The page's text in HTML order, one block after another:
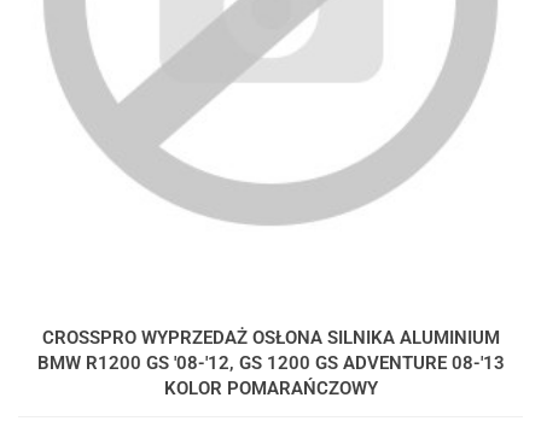
CROSSPRO WYPRZEDAŻ OSŁONA SILNIKA ALUMINIUM
BMW R1200 GS '08-'12, GS 1200 GS ADVENTURE 08-'13
KOLOR POMARAŃCZOWY